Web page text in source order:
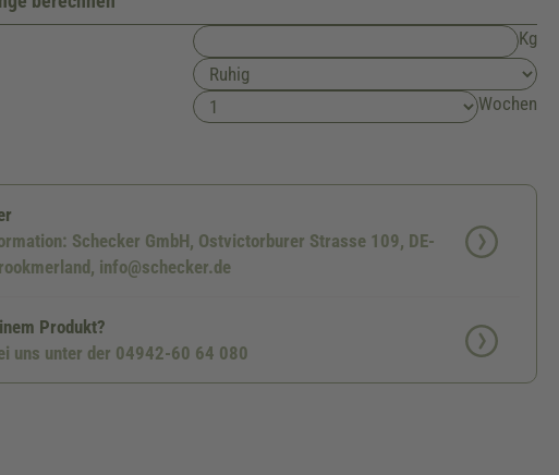
Kg
Wochen
Schecker GmbH, Ostvictorburer Strasse 109, DE-
info@schecker.de
Produkt?
uns unter der 04942-60 64 080